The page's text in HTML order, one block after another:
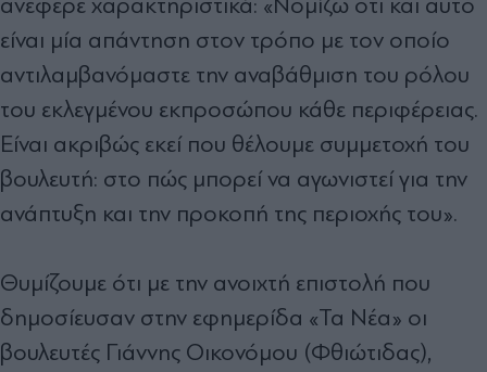
ανέφερε χαρακτηριστικά: «Νομίζω ότι και αυτό
είναι μία απάντηση στον τρόπο με τον οποίο
αντιλαμβανόμαστε την αναβάθμιση του ρόλου
του εκλεγμένου εκπροσώπου κάθε περιφέρειας.
Είναι ακριβώς εκεί που θέλουμε συμμετοχή του
βουλευτή: στο πώς μπορεί να αγωνιστεί για την
ανάπτυξη και την προκοπή της περιοχής του».
Θυμίζουμε ότι με την ανοιχτή επιστολή που
δημοσίευσαν στην εφημερίδα «Τα Νέα» οι
βουλευτές Γιάννης Οικονόμου (Φθιώτιδας),